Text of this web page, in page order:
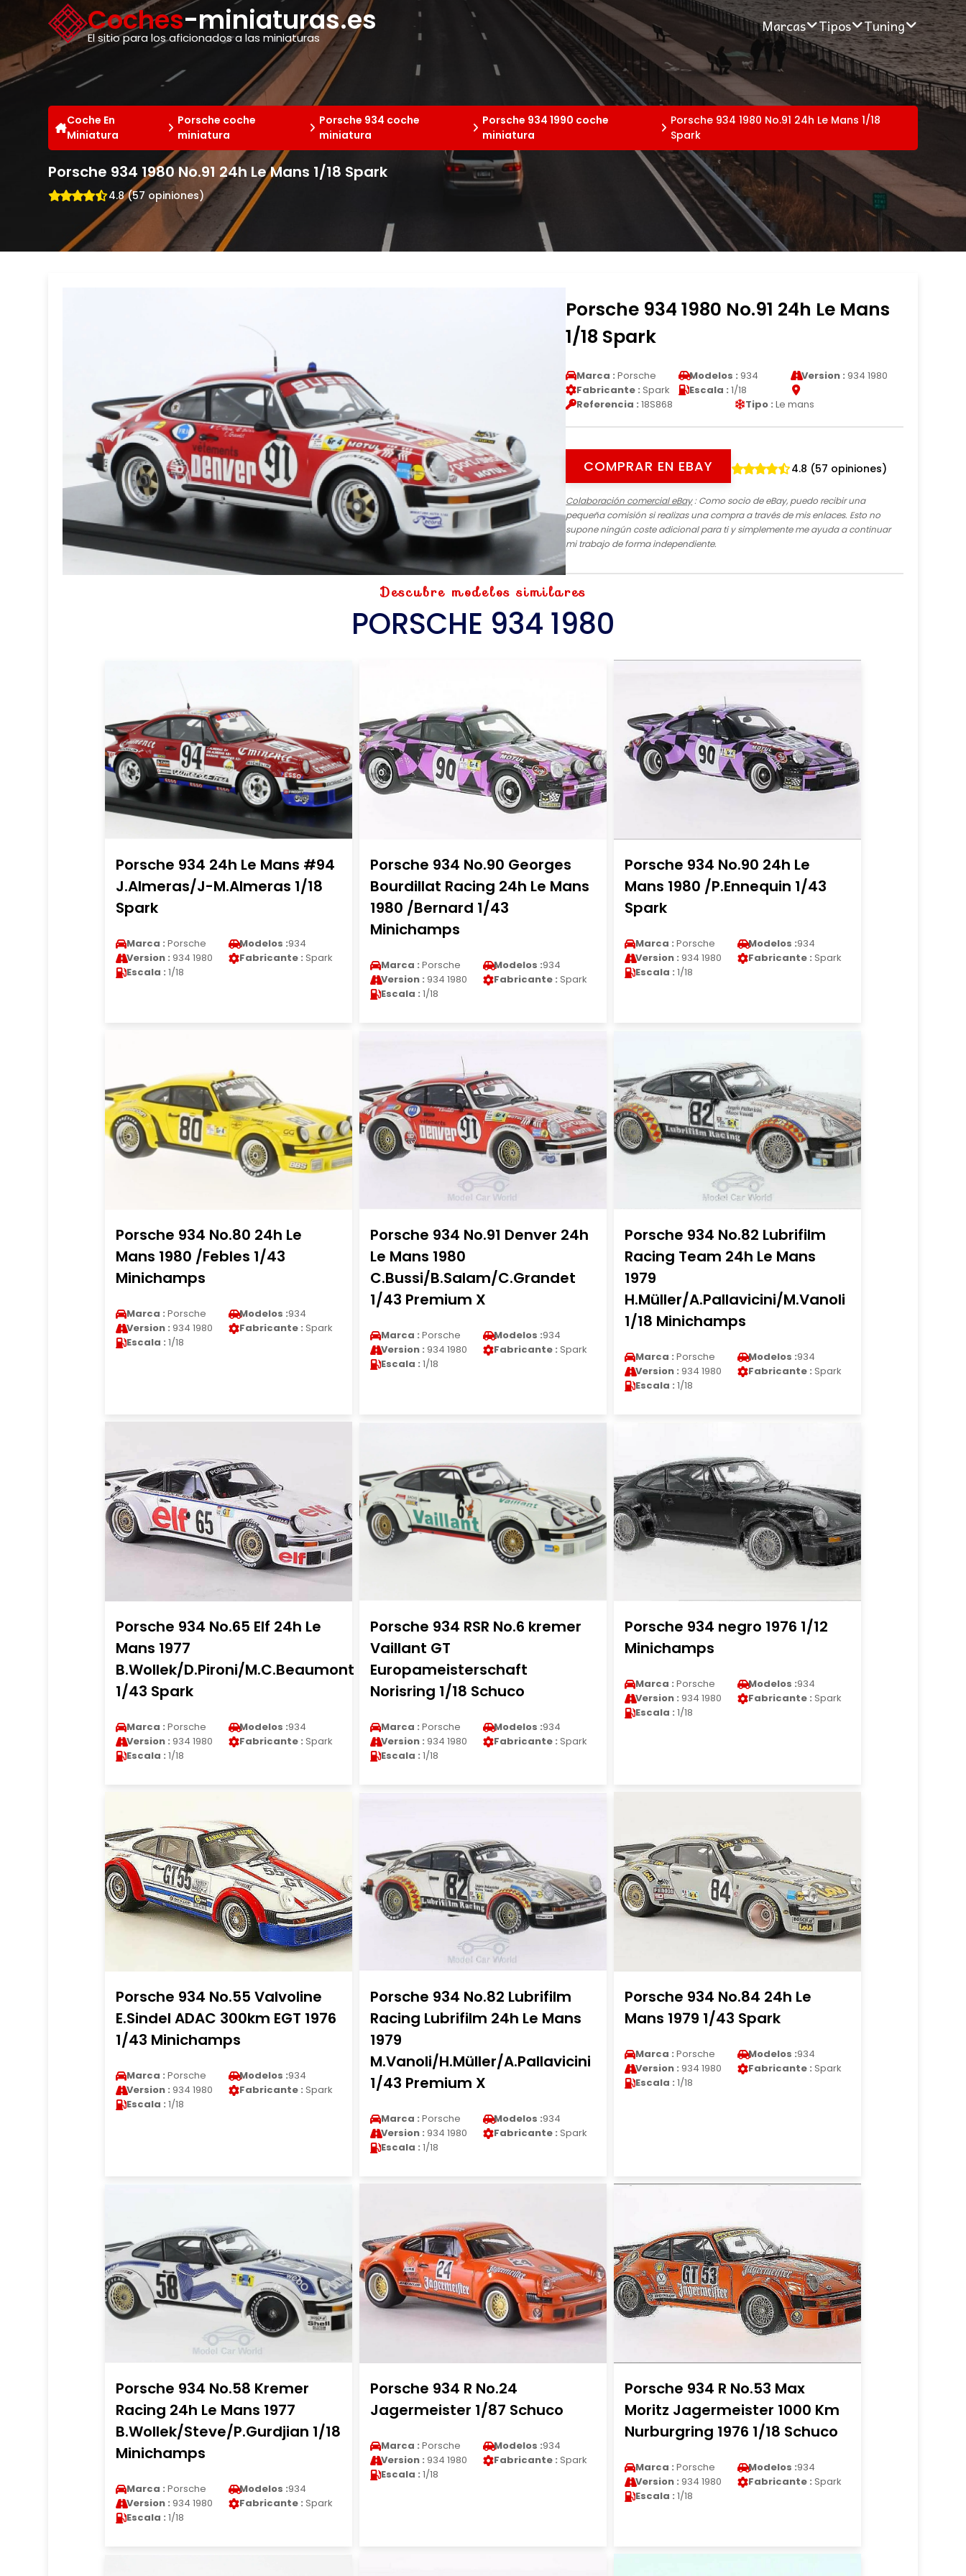
Coches-miniaturas.es
El sitio para los aficionados a las miniaturas
Marcas Tipos Tuning
Coche En
Miniatura
Porsche coche
miniatura
Porsche 934 coche
miniatura
Porsche 934 1990 coche
miniatura
Porsche 934 1980 No.91 24h Le Mans 1/18
Spark
Porsche 934 1980 No.91 24h Le Mans 1/18 Spark
4.8 (57 opiniones)
Porsche 934 1980 No.91 24h Le Mans
1/18 Spark
Marca : Porsche Modelos : 934 Version : 934 1980
Fabricante : Spark Escala : 1/18
Referencia : 18S868 Tipo : Le mans
COMPRAR EN EBAY 4.8 (57 opiniones)
Colaboración comercial eBay: Como socio de eBay, puedo recibir una
pequeña comisión si realizas una compra a través de mis enlaces. Esto no
supone ningún coste adicional para ti y simplemente me ayuda a continuar
mi trabajo de forma independiente.
Descubre modelos similares
PORSCHE 934 1980
Porsche 934 24h Le Mans #94
J.Almeras/J-M.Almeras 1/18
Spark
Marca : Porsche Modelos :934
Version : 934 1980 Fabricante : Spark
Escala : 1/18
Porsche 934 No.90 Georges
Bourdillat Racing 24h Le Mans
1980 /Bernard 1/43
Minichamps
Marca : Porsche Modelos :934
Version : 934 1980 Fabricante : Spark
Escala : 1/18
Porsche 934 No.90 24h Le
Mans 1980 /P.Ennequin 1/43
Spark
Marca : Porsche Modelos :934
Version : 934 1980 Fabricante : Spark
Escala : 1/18
Porsche 934 No.80 24h Le
Mans 1980 /Febles 1/43
Minichamps
Marca : Porsche Modelos :934
Version : 934 1980 Fabricante : Spark
Escala : 1/18
Porsche 934 No.91 Denver 24h
Le Mans 1980
C.Bussi/B.Salam/C.Grandet
1/43 Premium X
Marca : Porsche Modelos :934
Version : 934 1980 Fabricante : Spark
Escala : 1/18
Porsche 934 No.82 Lubrifilm
Racing Team 24h Le Mans
1979
H.Müller/A.Pallavicini/M.Vanoli
1/18 Minichamps
Marca : Porsche Modelos :934
Version : 934 1980 Fabricante : Spark
Escala : 1/18
Porsche 934 No.65 Elf 24h Le
Mans 1977
B.Wollek/D.Pironi/M.C.Beaumont
1/43 Spark
Marca : Porsche Modelos :934
Version : 934 1980 Fabricante : Spark
Escala : 1/18
Porsche 934 RSR No.6 kremer
Vaillant GT
Europameisterschaft
Norisring 1/18 Schuco
Marca : Porsche Modelos :934
Version : 934 1980 Fabricante : Spark
Escala : 1/18
Porsche 934 negro 1976 1/12
Minichamps
Marca : Porsche Modelos :934
Version : 934 1980 Fabricante : Spark
Escala : 1/18
Porsche 934 No.55 Valvoline
E.Sindel ADAC 300km EGT 1976
1/43 Minichamps
Marca : Porsche Modelos :934
Version : 934 1980 Fabricante : Spark
Escala : 1/18
Porsche 934 No.82 Lubrifilm
Racing Lubrifilm 24h Le Mans
1979
M.Vanoli/H.Müller/A.Pallavicini
1/43 Premium X
Marca : Porsche Modelos :934
Version : 934 1980 Fabricante : Spark
Escala : 1/18
Porsche 934 No.84 24h Le
Mans 1979 1/43 Spark
Marca : Porsche Modelos :934
Version : 934 1980 Fabricante : Spark
Escala : 1/18
Porsche 934 No.58 Kremer
Racing 24h Le Mans 1977
B.Wollek/Steve/P.Gurdjian 1/18
Minichamps
Marca : Porsche Modelos :934
Version : 934 1980 Fabricante : Spark
Escala : 1/18
Porsche 934 R No.24
Jagermeister 1/87 Schuco
Marca : Porsche Modelos :934
Version : 934 1980 Fabricante : Spark
Escala : 1/18
Porsche 934 R No.53 Max
Moritz Jagermeister 1000 Km
Nurburgring 1976 1/18 Schuco
Marca : Porsche Modelos :934
Version : 934 1980 Fabricante : Spark
Escala : 1/18
Panel de gestión de cookies